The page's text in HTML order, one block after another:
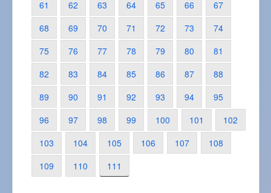
61
62 63 64 65 66
67
68
69 70 71 72 73
74
75
76 77 78 79 80
81
82
83 84 85 86 87
88
89
90 91 92 93 94
95
96
97 98 99 100 101
102
103
104 105 106 107
108
109
110 111